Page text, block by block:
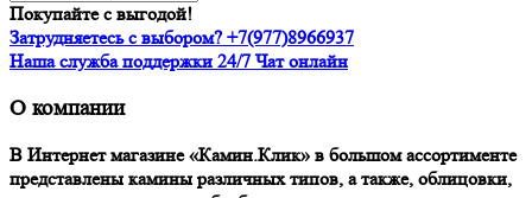
Покупайте с выгодой!
Затрудняетесь с выбором? +7(977)8966937
Наша служба поддержки 24/7 Чат онлайн
О компании
В Интернет магазине «Камин.Клик» в большом ассортименте
представлены камины различных типов, а также, облицовки,